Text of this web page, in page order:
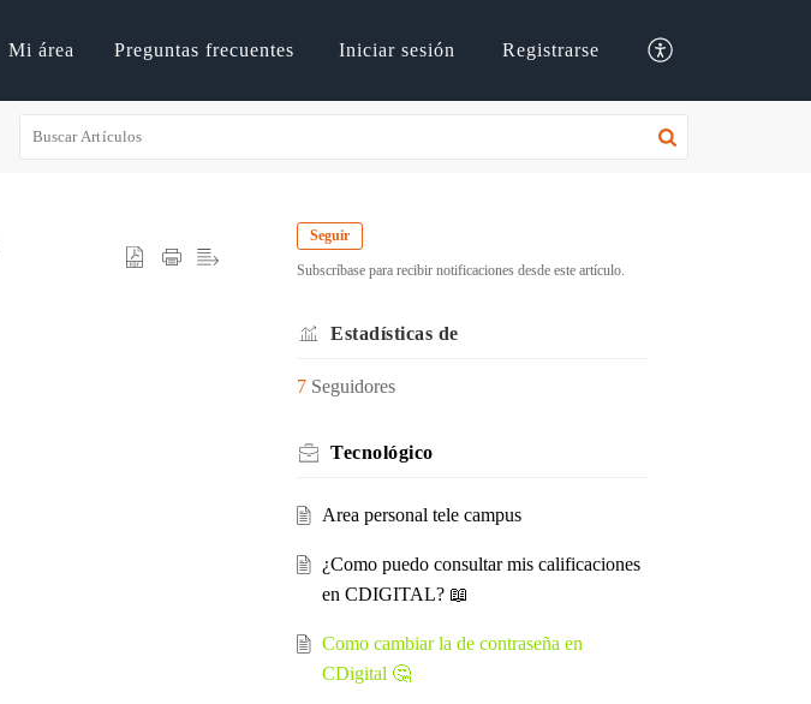
Mi área Preguntas frecuentes Iniciar sesión Registrarse
Seguir
Subscríbase para recibir notificaciones desde este artículo.
Estadísticas de
7 Seguidores
Tecnológico
Area personal tele campus
¿Como puedo consultar mis calificaciones
en CDIGITAL? 📖
Como cambiar la de contraseña en
CDigital 🤔